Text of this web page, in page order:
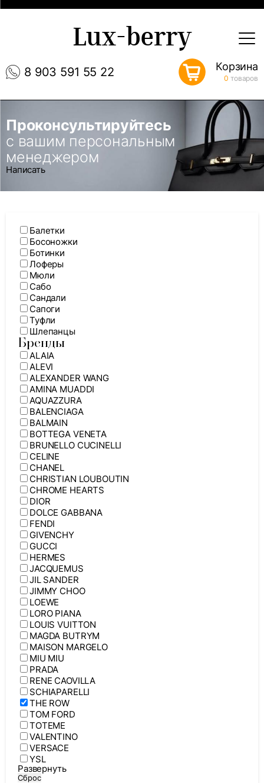
8 903 591 55 22
Lux-berry
Корзина
0 товаров
Проконсультируйтесь
с вашим персональным
менеджером
Написать
Балетки
Босоножки
Ботинки
Лоферы
Мюли
Сабо
Сандали
Сапоги
Туфли
Шлепанцы
Бренды
ALAIA
ALEVI
ALEXANDER WANG
AMINA MUADDI
AQUAZZURA
BALENCIAGA
BALMAIN
BOTTEGA VENETA
BRUNELLO CUCINELLI
CELINE
CHANEL
CHRISTIAN LOUBOUTIN
CHROME HEARTS
DIOR
DOLCE GABBANA
FENDI
GIVENCHY
GUCCI
HERMES
JACQUEMUS
JIL SANDER
JIMMY CHOO
LOEWE
LORO PIANA
LOUIS VUITTON
MAGDA BUTRYM
MAISON MARGELO
MIU MIU
PRADA
RENE CAOVILLA
SCHIAPARELLI
THE ROW
TOM FORD
TOTEME
VALENTINO
VERSACE
YSL
Развернуть
Сброс